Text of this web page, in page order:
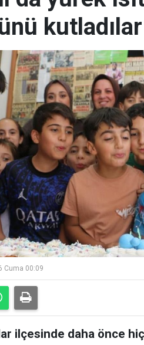
kutladılar
Cuma 00:09
ilçesinde daha önce